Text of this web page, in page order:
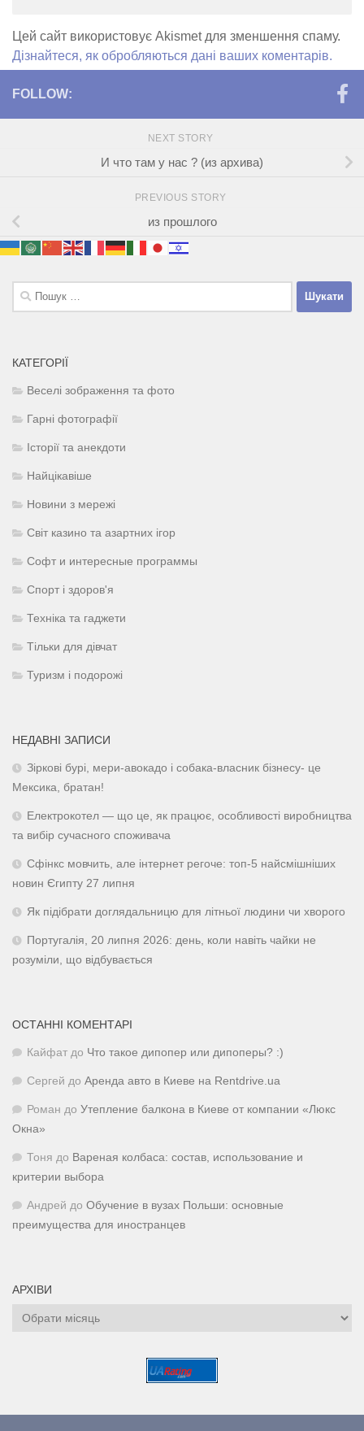
Цей сайт використовує Akismet для зменшення спаму.
Дізнайтеся, як обробляються дані ваших коментарів.
FOLLOW:
NEXT STORY
И что там у нас ? (из архива)
PREVIOUS STORY
из прошлого
Пошук:
КАТЕГОРІЇ
Веселі зображення та фото
Гарні фотографії
Історії та анекдоти
Найцікавіше
Новини з мережі
Світ казино та азартних ігор
Софт и интересные программы
Спорт і здоров'я
Техніка та гаджети
Тільки для дівчат
Туризм і подорожі
НЕДАВНІ ЗАПИСИ
Зіркові бурі, мери-авокадо і собака-власник бізнесу- це
Мексика, братан!
Електрокотел — що це, як працює, особливості виробництва
та вибір сучасного споживача
Сфінкс мовчить, але інтернет регоче: топ-5 найсмішніших
новин Єгипту 27 липня
Як підібрати доглядальницю для літньої людини чи хворого
Португалія, 20 липня 2026: день, коли навіть чайки не
розуміли, що відбувається
ОСТАННІ КОМЕНТАРІ
Кайфат до Что такое дипопер или дипоперы? :)
Сергей до Аренда авто в Киеве на Rentdrive.ua
Роман до Утепление балкона в Киеве от компании «Люкс
Окна»
Тоня до Вареная колбаса: состав, использование и
критерии выбора
Андрей до Обучение в вузах Польши: основные
преимущества для иностранцев
АРХІВИ
Архіви